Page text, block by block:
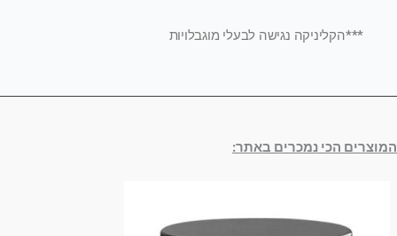
***הקליניקה נגישה לבעלי מוגבלויות
המוצרים הכי נמכרים באתר: